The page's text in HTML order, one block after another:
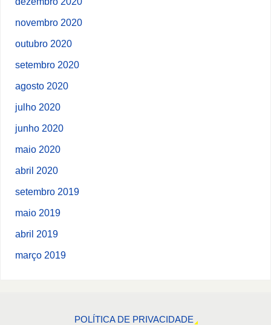
novembro 2020
outubro 2020
setembro 2020
agosto 2020
julho 2020
junho 2020
maio 2020
abril 2020
setembro 2019
maio 2019
abril 2019
março 2019
POLÍTICA DE PRIVACIDADE